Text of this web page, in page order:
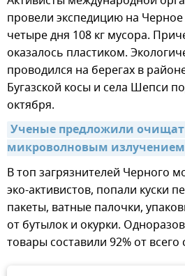
провели экспедицию на
четыре дня 108 кг мусора.
оказалось пластиком.
проводился на берегах в
Бугазской косы и села Шепси
октября.
Ученые предложили
микроволновым
В топ загрязнителей Черного
эко-активистов, попали куски
пакеты, ватные палочки,
от бутылок и окурки.
товары составили 92% от